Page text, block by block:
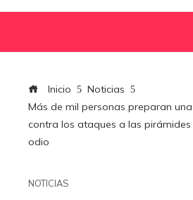
Inicio
Noticias
Más de mil personas preparan
contra los ataques a las pirámides
odio
NOTICIAS